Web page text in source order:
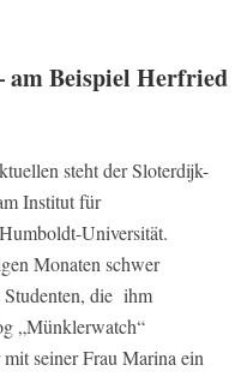
am Beispiel Herfried
steht der Sloterdijk-
Institut für
Universität.
Monaten schwer
Studenten, die ihm
„Münklerwatch“
seiner Frau Marina ein